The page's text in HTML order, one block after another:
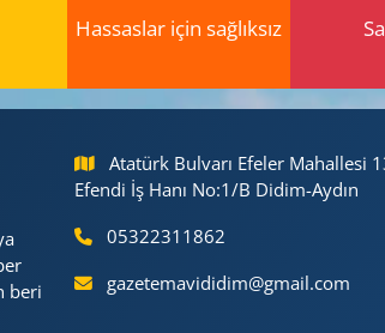
Hassaslar için sağlıksız
beri
Atatürk Bulvarı Efeler Mahallesi
Efendi İş Hanı No:1/B Didim-Aydın
05322311862
gazetemavididim@gmail.com